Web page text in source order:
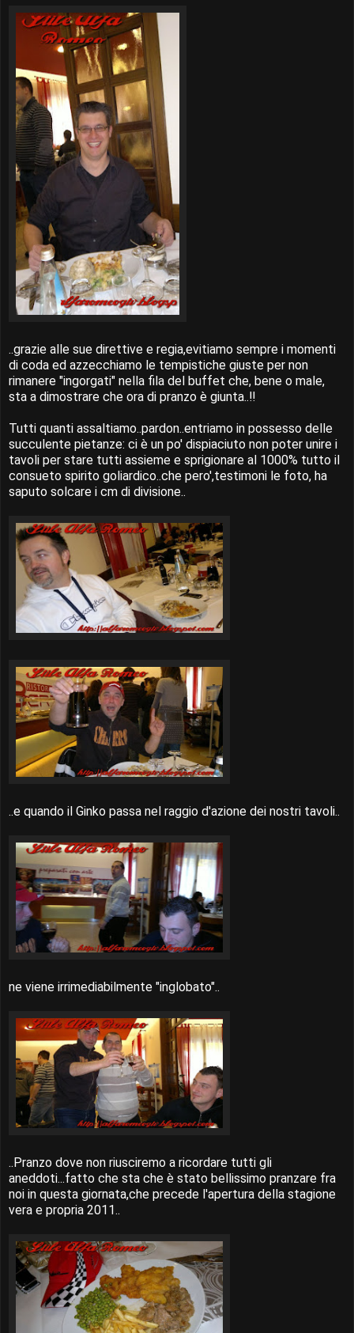
..grazie alle sue direttive e regia,evitiamo sempre i momenti
di coda ed azzecchiamo le tempistiche giuste per non
rimanere "ingorgati" nella fila del buffet che, bene o male,
sta a dimostrare che ora di pranzo è giunta..!!
Tutti quanti assaltiamo..pardon..entriamo in possesso delle
succulente pietanze: ci è un po' dispiaciuto non poter unire i
tavoli per stare tutti assieme e sprigionare al 1000% tutto il
consueto spirito goliardico..che pero',testimoni le foto, ha
saputo solcare i cm di divisione..
..e quando il Ginko passa nel raggio d'azione dei nostri tavoli..
ne viene irrimediabilmente "inglobato"..
..Pranzo dove non riusciremo a ricordare tutti gli
aneddoti...fatto che sta che è stato bellissimo pranzare fra
noi in questa giornata,che precede l'apertura della stagione
vera e propria 2011..